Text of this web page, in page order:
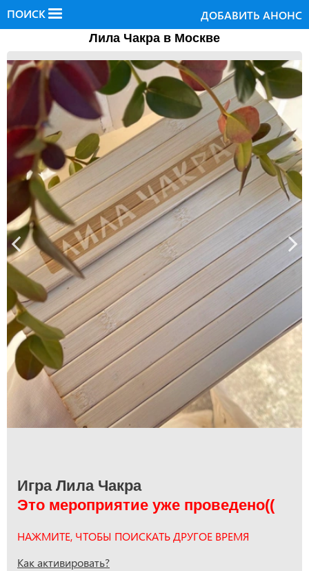
ПОИСК ДОБАВИТЬ АНОНС
Лила Чакра в Москве
Игра Лила Чакра
Это мероприятие уже проведено((
НАЖМИТЕ, ЧТОБЫ ПОИСКАТЬ ДРУГОЕ ВРЕМЯ
Как активировать?